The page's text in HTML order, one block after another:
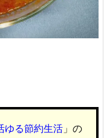
ゆる節約生活 」の